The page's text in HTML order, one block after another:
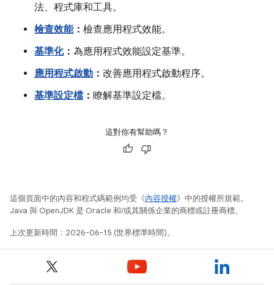
法、程式庫和工具。
檢查效能： 檢查應用程式效能。
基準化： 為應用程式效能設定基準。
應用程式啟動 ： 改善應用程式啟動程序。
基準設定檔 ： 瞭解基準設定檔。
這對你有幫助嗎？
這個頁面中的內容和程式碼範例均受《內容授權》中的授權所規範。
Java 與 OpenJDK 是 Oracle 和/或其關係企業的商標或註冊商標。
上次更新時間：2026-06-15 (世界標準時間)。